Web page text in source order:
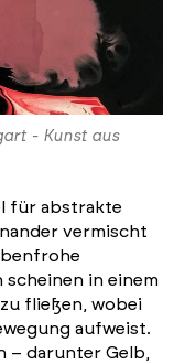
- Kunst aus
für abstrakte
vermischt
scheinen in einem
fließen, wobei
aufweist.
– darunter Gelb,